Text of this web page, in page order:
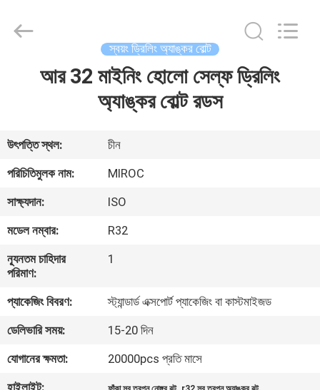
আমাদের
সম্পর্কে
কারখানা
ভ্রমণ
মান
নিয়ন্ত্রণ
যোগাযোগ
স্বয়ং ড্রিলিং অ্যাঙ্কর বোল্ট
আর 32 মাইনিং হোলো সেল্ফ ড্রিলিং
অ্যাঙ্কর বোল্ট রডস
উৎপত্তি স্থল:
চীন
পরিচিতিমুলক নাম:
MIROC
সাক্ষ্যদান:
ISO
মডেল নম্বার:
R32
ন্যূনতম চাহিদার
পরিমাণ:
1
প্যাকেজিং বিবরণ:
স্ট্যান্ডার্ড এক্সপোর্ট প্যাকেজিং বা কাস্টমাইজড
ডেলিভারি সময়:
15-20 দিন
যোগানের ক্ষমতা:
20000pcs প্রতি মাসে